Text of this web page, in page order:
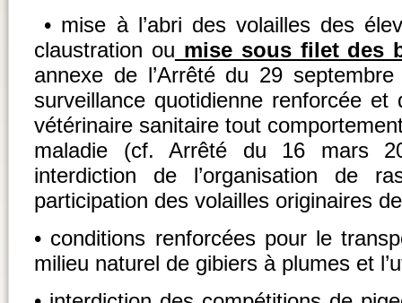
• mise à l’abri des volailles des
claustration ou mise sous filet des
annexe de l’Arrêté du 29
surveillance quotidienne renforcée
vétérinaire sanitaire tout
maladie (cf. Arrêté du 16 mars
interdiction de l’organisation de
participation des volailles originaires
• conditions renforcées pour le
milieu naturel de gibiers à plumes et